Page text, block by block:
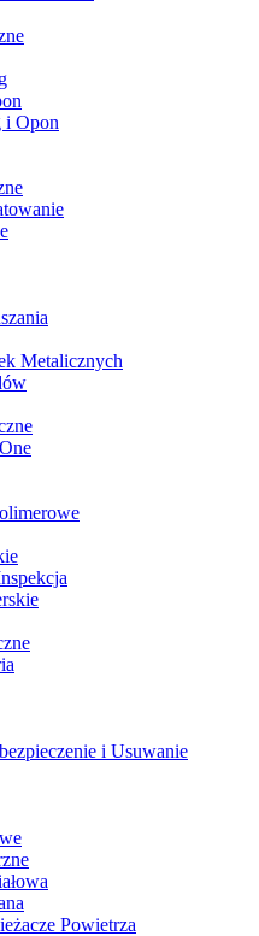
i Opon
Metalicznych
i Usuwanie
Powietrza